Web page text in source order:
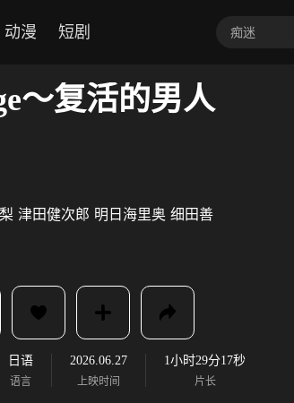
动漫 短剧
～复活的男人
津田健次郎 明日海里奥 细田善
日语
语言
2026.06.27
上映时间
1小时29分17秒
片长